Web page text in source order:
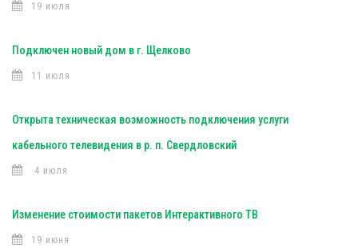
19 июля
Подключен новый дом в г. Щелково
11 июля
Открыта техническая возможность подключения услуги
кабельного телевидения в р. п. Свердловский
4 июля
Изменение стоимости пакетов Интерактивного ТВ
19 июня